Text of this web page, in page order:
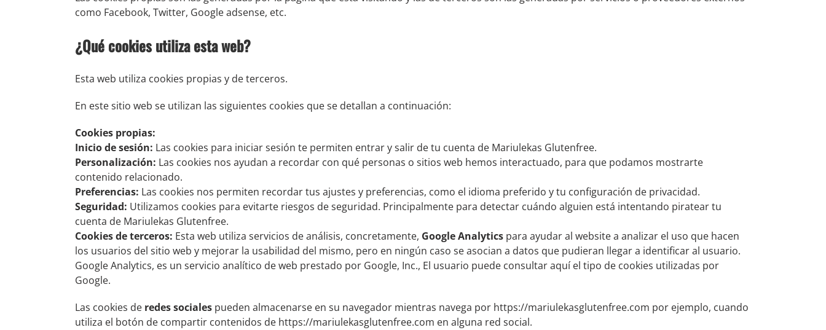
como Facebook, Twitter, Google adsense, etc.
¿Qué cookies utiliza esta web?
Esta web utiliza cookies propias y de terceros.
En este sitio web se utilizan las siguientes cookies que se detallan a continuación:
Cookies propias:
Inicio de sesión: Las cookies para iniciar sesión te permiten entrar y salir de tu cuenta de Mariulekas Glutenfree.
Personalización: Las cookies nos ayudan a recordar con qué personas o sitios web hemos interactuado, para que podamos mostrarte
contenido relacionado.
Preferencias: Las cookies nos permiten recordar tus ajustes y preferencias, como el idioma preferido y tu configuración de privacidad.
Seguridad: Utilizamos cookies para evitarte riesgos de seguridad. Principalmente para detectar cuándo alguien está intentando piratear tu
cuenta de Mariulekas Glutenfree.
Cookies de terceros: Esta web utiliza servicios de análisis, concretamente, Google Analytics para ayudar al website a analizar el uso que hacen
los usuarios del sitio web y mejorar la usabilidad del mismo, pero en ningún caso se asocian a datos que pudieran llegar a identificar al usuario.
Google Analytics, es un servicio analítico de web prestado por Google, Inc., El usuario puede consultar aquí el tipo de cookies utilizadas por
Google.
Las cookies de redes sociales pueden almacenarse en su navegador mientras navega por https://mariulekasglutenfree.com por ejemplo, cuando
utiliza el botón de compartir contenidos de https://mariulekasglutenfree.com en alguna red social.